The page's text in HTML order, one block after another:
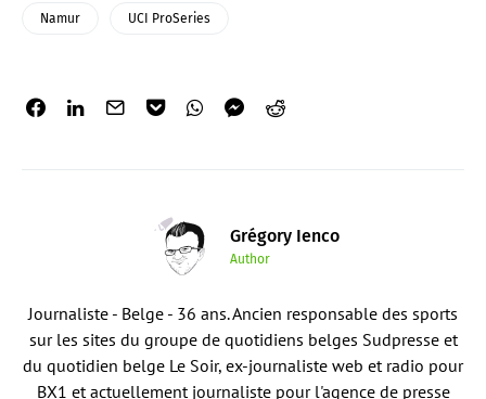
Namur UCI ProSeries
Grégory Ienco
Author
Journaliste - Belge - 36 ans. Ancien responsable des sports
sur les sites du groupe de quotidiens belges Sudpresse et
du quotidien belge Le Soir, ex-journaliste web et radio pour
BX1 et actuellement journaliste pour l'agence de presse